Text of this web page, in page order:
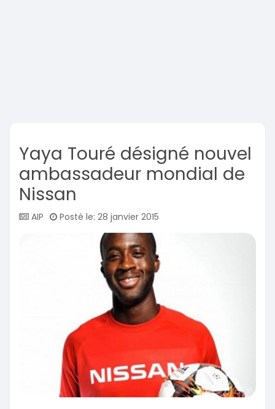
Yaya Touré désigné nouvel
ambassadeur mondial de
Nissan
AIP Posté le: 28 janvier 2015